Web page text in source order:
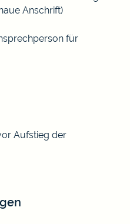
Anschrift)
für
Aufstieg der